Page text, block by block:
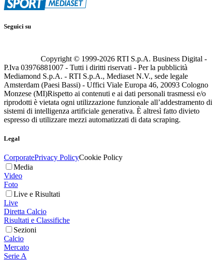
Seguici su
Copyright © 1999-2026 RTI S.p.A. Business Digital -
P.Iva 03976881007 - Tutti i diritti riservati - Per la pubblicità
Mediamond S.p.A. - RTI S.p.A., Mediaset N.V., sede legale
Amsterdam (Paesi Bassi) - Uffici Viale Europa 46, 20093 Cologno
Monzese (MI)Rispetto ai contenuti e ai dati personali trasmessi e/o
riprodotti è vietata ogni utilizzazione funzionale all’addestramento di
sistemi di intelligenza artificiale generativa. È altresì fatto divieto
espresso di utilizzare mezzi automatizzati di data scraping.
Legal
CorporatePrivacy PolicyCookie Policy
Media
Video
Foto
Live e Risultati
Live
Diretta Calcio
Risultati e Classifiche
Sezioni
Calcio
Mercato
Serie A